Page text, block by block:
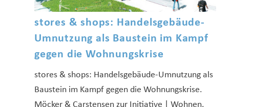
stores & shops: Handelsgebäude-
Umnutzung als Baustein im Kampf
gegen die Wohnungskrise
stores & shops: Handelsgebäude-Umnutzung als
Baustein im Kampf gegen die Wohnungskrise.
Möcker & Carstensen zur Initiative | Wohnen.